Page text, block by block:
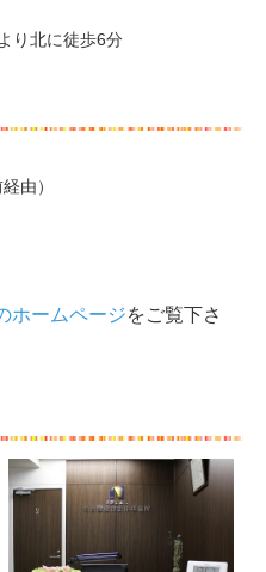
り北に徒歩6分
由）
ホームページをご覧下さ